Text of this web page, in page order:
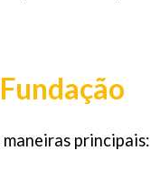
principais: